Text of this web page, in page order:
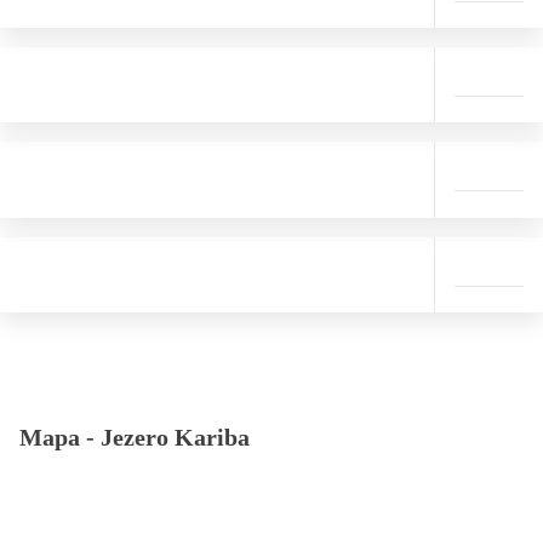
Mapa - Jezero Kariba